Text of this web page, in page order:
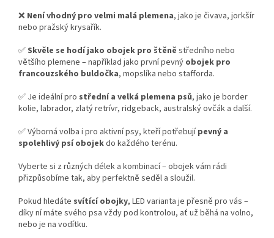
❌ Není vhodný pro velmi malá plemena, jako je čivava, jorkšír
nebo pražský krysařík.
✅Skvěle se hodí jako obojek pro štěně středního nebo
většího plemene – například jako první pevný obojek pro
francouzského buldočka, mopslíka nebo stafforda.
✅ Je ideální pro střední a velká plemena psů, jako je border
kolie, labrador, zlatý retrívr, ridgeback, australský ovčák a další.
✅ Výborná volba i pro aktivní psy, kteří potřebujípevný a
spolehlivý psí obojekdo každého terénu.
Vyberte si z různých délek a kombinací – obojek vám rádi
přizpůsobíme tak, aby perfektně seděl a sloužil.
Pokud hledáte svítící obojky, LED varianta je přesně pro vás –
díky ní máte svého psa vždy pod kontrolou, ať už běhá na volno,
nebo je na vodítku.